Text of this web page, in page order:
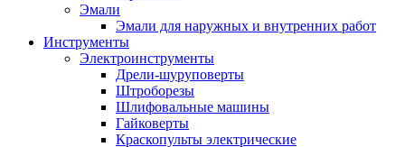
Эмали
Эмали для наружных и внутренних работ
Инструменты
Электроинструменты
Дрели-шуруповерты
Штроборезы
Шлифовальные машины
Гайковерты
Краскопульты электрические